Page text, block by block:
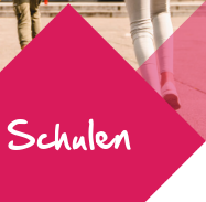
Schulen